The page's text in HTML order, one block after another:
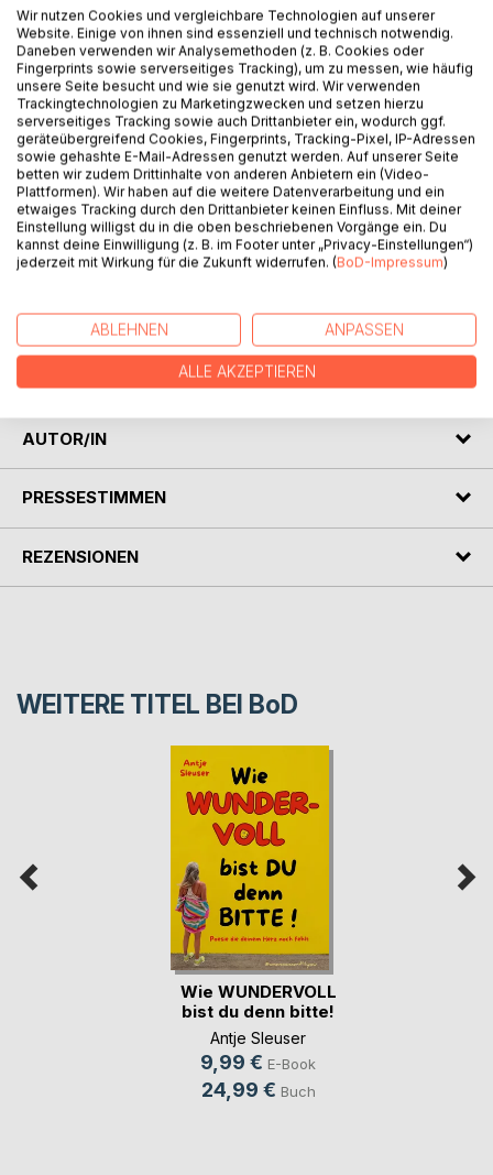
IN DEN WARENKORB
Auf die Merkliste
Titel bewerten
BESCHREIBUNG
Gedichte in Berner (Schweizer) Mundart. Mit Humor, zum
Nachdenken aber auch Nonsens. Mit Schwarz weiss
Zeichnungen des Verfassers.
AUTOR/IN
PRESSESTIMMEN
REZENSIONEN
WEITERE TITEL BEI BoD
Wie WUNDERVOLL
bist du denn bitte!
Antje Sleuser
9,99 € E-Book
24,99 € Buch
Wir nutzen Cookies und vergleichbare Technologien auf unserer
Website. Einige von ihnen sind essenziell und technisch notwendig.
Daneben verwenden wir Analysemethoden (z. B. Cookies oder
Fingerprints sowie serverseitiges Tracking), um zu messen, wie häufig
unsere Seite besucht und wie sie genutzt wird. Wir verwenden
Trackingtechnologien zu Marketingzwecken und setzen hierzu
serverseitiges Tracking sowie auch Drittanbieter ein, wodurch ggf.
geräteübergreifend Cookies, Fingerprints, Tracking-Pixel, IP-Adressen
sowie gehashte E-Mail-Adressen genutzt werden. Auf unserer Seite
betten wir zudem Drittinhalte von anderen Anbietern ein (Video-
Plattformen). Wir haben auf die weitere Datenverarbeitung und ein
etwaiges Tracking durch den Drittanbieter keinen Einfluss. Mit deiner
Einstellung willigst du in die oben beschriebenen Vorgänge ein. Du
kannst deine Einwilligung (z. B. im Footer unter „Privacy-Einstellungen“)
jederzeit mit Wirkung für die Zukunft widerrufen. (BoD-Impressum)
ABLEHNEN ANPASSEN
ALLE AKZEPTIEREN